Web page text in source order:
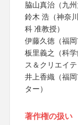
脇山真治（九
鈴木 浩（神奈
科 准教授）
伊藤久徳（福岡
板里義之（科
ス＆クリエイ
井上香織（福
ター）
著作権の扱い